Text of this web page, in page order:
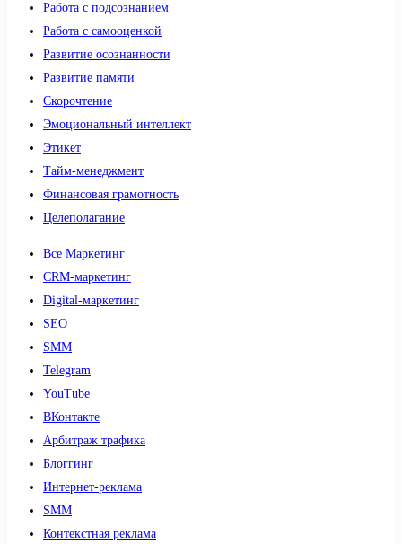
Работа с подсознанием
Работа с самооценкой
Развитие осознанности
Развитие памяти
Скорочтение
Эмоциональный интеллект
Этикет
Тайм-менеджмент
Финансовая грамотность
Целеполагание
Все Маркетинг
CRM-маркетинг
Digital-маркетинг
SEO
SMM
Telegram
YouTube
ВКонтакте
Арбитраж трафика
Блоггинг
Интернет-реклама
SMM
Контекстная реклама